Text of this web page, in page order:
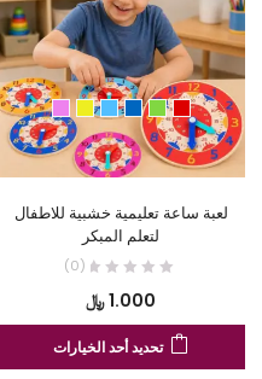
لعبة ساعة تعليمية خشبية للاطفال
لتعلم المبكر
(0)
1.000﷼
تحديد أحد الخيارات